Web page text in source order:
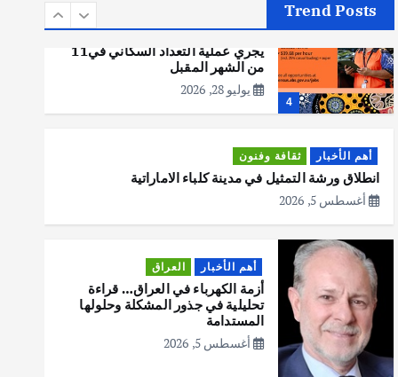
Trend Posts
4
مكتب الإحصاءات الأسترالي (ABS)
يجري عملية التعداد السكاني في11
من الشهر المقبل
يوليو 28, 2026
أهم الأخبار ثقافة وفنون
انطلاق ورشة التمثيل في مدينة كلباء الاماراتية
أغسطس 5, 2026
أهم الأخبار العراق
أزمة الكهرباء في العراق… قراءة
تحليلية في جذور المشكلة وحلولها
المستدامة
أغسطس 5, 2026